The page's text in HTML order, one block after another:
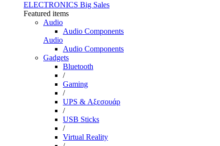
ELECTRONICS Big Sales
Featured items
Audio
Audio Components
Audio
Audio Components
Gadgets
Bluetooth
/
Gaming
/
UPS & Αξεσουάρ
/
USB Sticks
/
Virtual Reality